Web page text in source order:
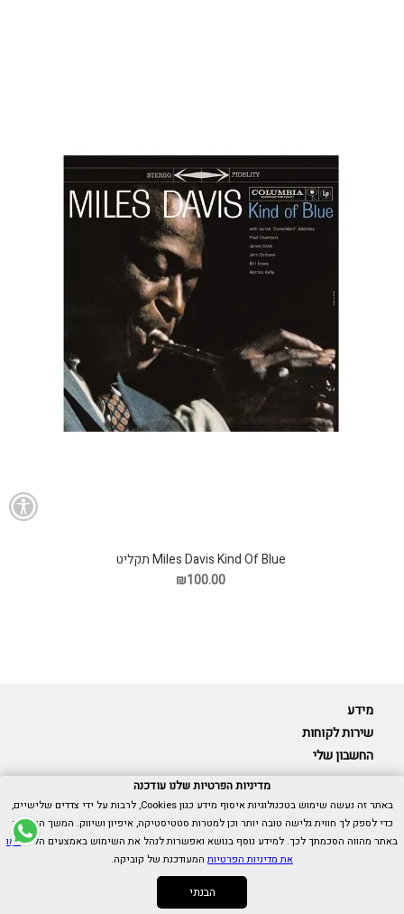
Miles Davis Kind Of Blue תקליט
₪100.00
מידע
שירות לקוחות
החשבון שלי
Cubica © כל הזכויות שמורות.
אנו כאן בשבילך -055-9511314
מדיניות הפרטיות שלנו עודכנה
באתר זה נעשה שימוש בטכנולוגיות איסוף מידע כגון Cookies, לרבות על ידי צדדים שלישיים,
כדי לספק לך חווית גלישה טובה יותר וכן למטרות סטטיסטיקה, איפיון ושיווק. המשך הגלישה
באתר מהווה הסכמתך לכך. למידע נוסף בנושא ואפשרות לנהל את השימוש באמצעים הללו,ראו
את מדיניות הפרטיותהמעודכנת של קוביקה.
הבנתי